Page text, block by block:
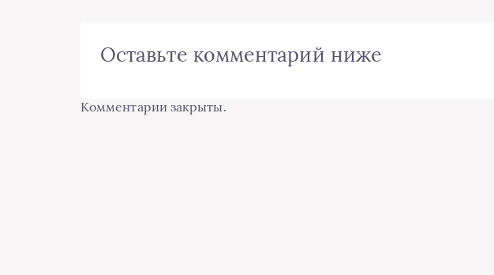
Оставьте комментарий ниже
Комментарии закрыты.